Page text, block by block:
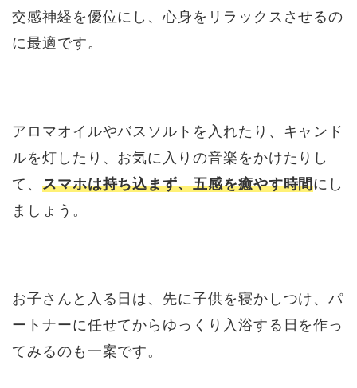
交感神経を優位にし、心身をリラックスさせるの
に最適です。
アロマオイルやバスソルトを入れたり、キャンド
ルを灯したり、お気に入りの音楽をかけたりし
て、 スマホは持ち込まず、五感を癒やす時間にし
ましょう。
お子さんと入る日は、先に子供を寝かしつけ、パ
ートナーに任せてからゆっくり入浴する日を作っ
てみるのも一案です。